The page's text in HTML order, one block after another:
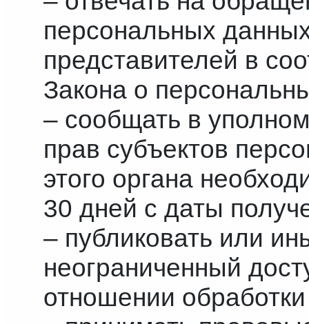
персональных
представителей в
Закона о
– сообщать в
прав субъектов
этого органа
30 дней с даты
– публиковать или
неограниченный
отношении